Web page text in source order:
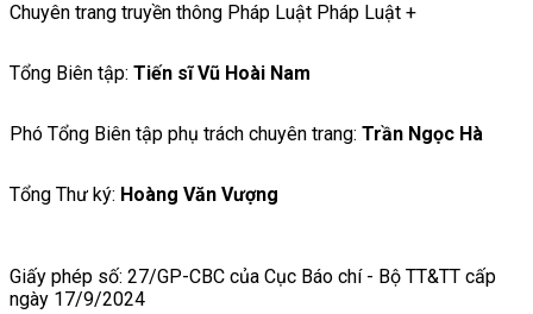
Chuyên trang truyền thông Pháp Luật Pháp Luật +
Tổng Biên tập: Tiến sĩ Vũ Hoài Nam
Phó Tổng Biên tập phụ trách chuyên trang: Trần Ngọc Hà
Tổng Thư ký: Hoàng Văn Vượng
Giấy phép số: 27/GP-CBC của Cục Báo chí - Bộ TT&TT cấp
ngày 17/9/2024